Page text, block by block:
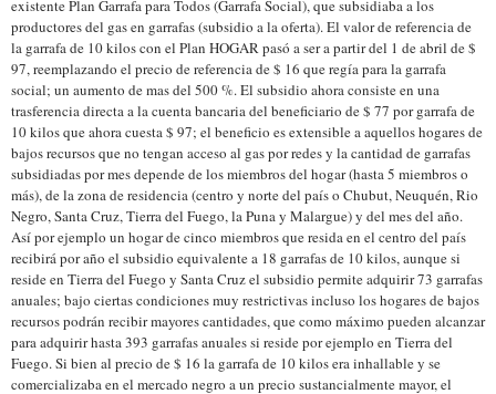
existente Plan Garrafa para Todos (Garrafa Social), que subsidiaba a los
productores del gas en garrafas (subsidio a la oferta). El valor de referencia de
la garrafa de 10 kilos con el Plan HOGAR pasó a ser a partir del 1 de abril de $
97, reemplazando el precio de referencia de $ 16 que regía para la garrafa
social; un aumento de mas del 500 %. El subsidio ahora consiste en una
trasferencia directa a la cuenta bancaria del beneficiario de $ 77 por garrafa de
10 kilos que ahora cuesta $ 97; el beneficio es extensible a aquellos hogares de
bajos recursos que no tengan acceso al gas por redes y la cantidad de garrafas
subsidiadas por mes depende de los miembros del hogar (hasta 5 miembros o
más), de la zona de residencia (centro y norte del país o Chubut, Neuquén, Rio
Negro, Santa Cruz, Tierra del Fuego, la Puna y Malargue) y del mes del año.
Así por ejemplo un hogar de cinco miembros que resida en el centro del país
recibirá por año el subsidio equivalente a 18 garrafas de 10 kilos, aunque si
reside en Tierra del Fuego y Santa Cruz el subsidio permite adquirir 73 garrafas
anuales; bajo ciertas condiciones muy restrictivas incluso los hogares de bajos
recursos podrán recibir mayores cantidades, que como máximo pueden alcanzar
para adquirir hasta 393 garrafas anuales si reside por ejemplo en Tierra del
Fuego.Si bien al precio de $ 16 la garrafa de 10 kilos era inhallable y se
comercializaba en el mercado negro a un precio sustancialmente mayor, el